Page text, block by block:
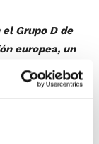
Grupo D de
europea, un
dos veces
el duelo